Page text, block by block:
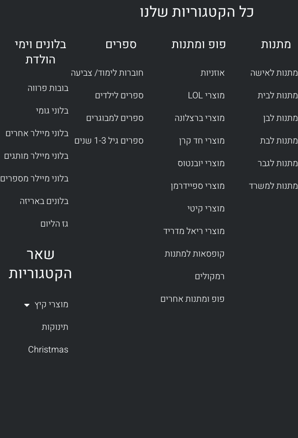
e
b
o
k
t
a
r
a
כל הקטגוריות שלנו
מתנות
מתנות לאישה
מתנות לבית
מתנות לבן
מתנות לבת
מתנות לגבר
מתנות למשרד
פופ ומתנות
אוזניות
מוצרי LOL
מוצרי ברצלונה
מוצרי חד קרן
מוצרי יובנטוס
מוצרי ספיידרמן
מוצרי קיטי
מוצרי ריאל מדריד
קופסאות למתנות
רמקולים
פופ ומתנות אחרים
ספרים
חוברות לימוד/ צביעה
ספרים לילדים
ספרים למבוגרים
ספרים גיל 1-3 שנים
בלונים וימי
הולדת
בובות פרווה
בלוני גומי
בלוני מיילר אחרים
בלוני מיילר מותגים
בלוני מיילר מספרים
בלונים באריזה
גז הליום
שאר
הקטגוריות
מוצרי קיץ
תינוקות
Christmas